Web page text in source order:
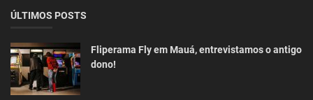
ÚLTIMOS POSTS
Fliperama Fly em Mauá, entrevistamos o antigo
dono!